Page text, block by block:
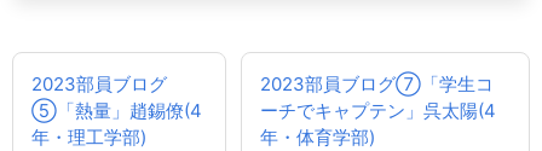
投
2023部員ブログ
⑤「熱量」趙錫僚(4
年・理工学部)
2023部員ブログ⑦「学生コ
ーチでキャプテン」呉太陽(4
年・体育学部)